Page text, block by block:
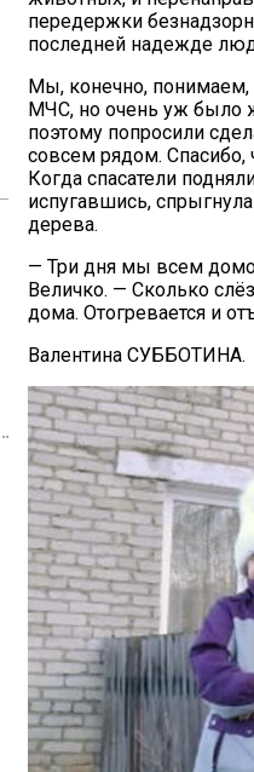
передержки
последней надежде
Мы, конечно, понимаем,
МЧС, но очень уж было
поэтому попросили
совсем рядом. Спасибо,
Когда спасатели
испугавшись,
дерева.
— Три дня мы всем
Величко. — Сколько
дома. Отогревается и
Валентина СУББОТИНА.